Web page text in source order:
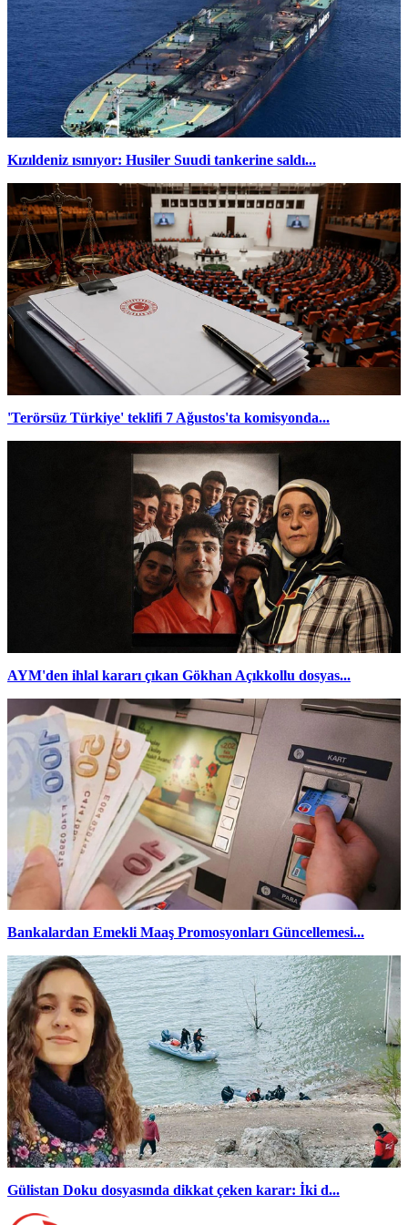
Kızıldeniz ısınıyor: Husiler Suudi tankerine saldı...
'Terörsüz Türkiye' teklifi 7 Ağustos'ta komisyonda...
AYM'den ihlal kararı çıkan Gökhan Açıkkollu dosyas...
Bankalardan Emekli Maaş Promosyonları Güncellemesi...
Gülistan Doku dosyasında dikkat çeken karar: İki d...